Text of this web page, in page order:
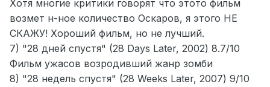
Хотя многие критики говорят что этото фильм
возмет н-ное количество Оскаров, я этого НЕ
СКАЖУ! Хороший фильм, но не лучший.
7) "28 дней спустя" (28 Days Later, 2002) 8.7/10
Фильм ужасов возродивший жанр зомби
8) "28 недель спустя" (28 Weeks Later, 2007) 9/10